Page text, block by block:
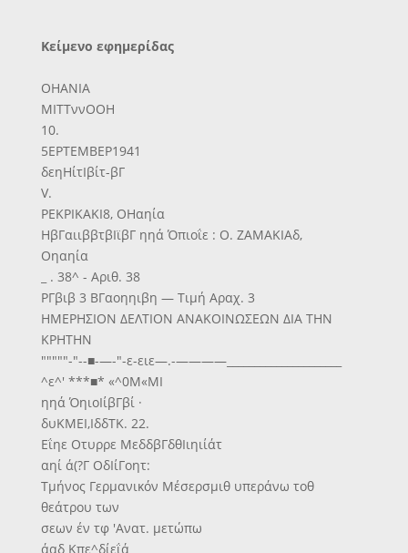
Κείμενο εφημερίδας
ΟΗΑΝΙΑ
ΜΙΤΤννΟΟΗ
10.
5ΕΡΤΕΜΒΕΡ1941
δεηΗίτΙβίτ-βΓ
V.
ΡΕΚΡΙΚΑΚΙ8, ΟΗαηία
ΗβΓαιιββτβΙϊβΓ ηηά Όπιοΐε : Ο. ΖΑΜΑΚΙΑδ,
Οηαηία
_ . 38^ - Αριθ. 38
ΡΓβιβ 3 ΒΓαοηηιβη — Τιμή Αραχ. 3
ΗΜΕΡΗΣΙΟΝ ΔΕΛΤΙΟΝ ΑΝΑΚΟΙΝΩΣΕΩΝ ΔΙΑ ΤΗΝ
ΚΡΗΤΗΝ
"""""-"--■-—-"-ε-ειε—.-————_____________________
^ε^' ***■* «^0Μ«ΜΙ
ηηά ΌηιοΙίβΓβί ·
δυΚΜΕΙ,ΙδδΤΚ. 22.
Εΐηε Οτυρρε ΜεδδβΓδθΙιηιίάτ
αηί ά(?Γ ΟδΙίΓοητ:
Τμήνος Γερμανικόν Μέσερσμιθ υπεράνω τοθ
θεάτρου των
σεων έν τφ 'Ανατ. μετώπω
άαδ Κπε^δίεΐά